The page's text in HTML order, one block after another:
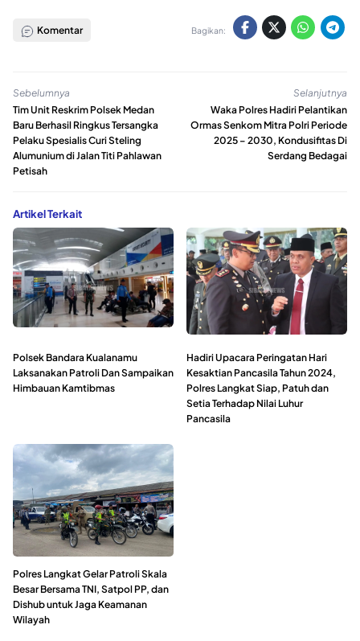
Komentar Bagikan:
Sebelumnya
Tim Unit Reskrim Polsek Medan
Baru Berhasil Ringkus Tersangka
Pelaku Spesialis Curi Steling
Alumunium di Jalan Titi Pahlawan
Petisah
Selanjutnya
Waka Polres Hadiri Pelantikan
Ormas Senkom Mitra Polri Periode
2025 – 2030, Kondusifitas Di
Serdang Bedagai
Artikel Terkait
Polsek Bandara Kualanamu
Laksanakan Patroli Dan Sampaikan
Himbauan Kamtibmas
Hadiri Upacara Peringatan Hari
Kesaktian Pancasila Tahun 2024,
Polres Langkat Siap, Patuh dan
Setia Terhadap Nilai Luhur
Pancasila
Polres Langkat Gelar Patroli Skala
Besar Bersama TNI, Satpol PP, dan
Dishub untuk Jaga Keamanan
Wilayah